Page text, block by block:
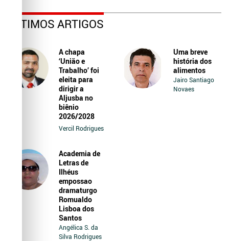
ÚLTIMOS ARTIGOS
A chapa
‘União e
Trabalho’ foi
eleita para
dirigir a
Aljusba no
biênio
2026/2028
Vercil Rodrigues
Uma breve
história dos
alimentos
Jairo Santiago
Novaes
Academia de
Letras de
Ilhéus
empossao
dramaturgo
Romualdo
Lisboa dos
Santos
Angélica S. da
Silva Rodrigues